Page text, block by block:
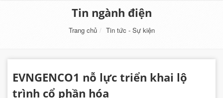
Tin ngành điện
Trang chủ Tin tức - Sự kiện
EVNGENCO1 nỗ lực triển khai lộ
trình cổ phần hóa